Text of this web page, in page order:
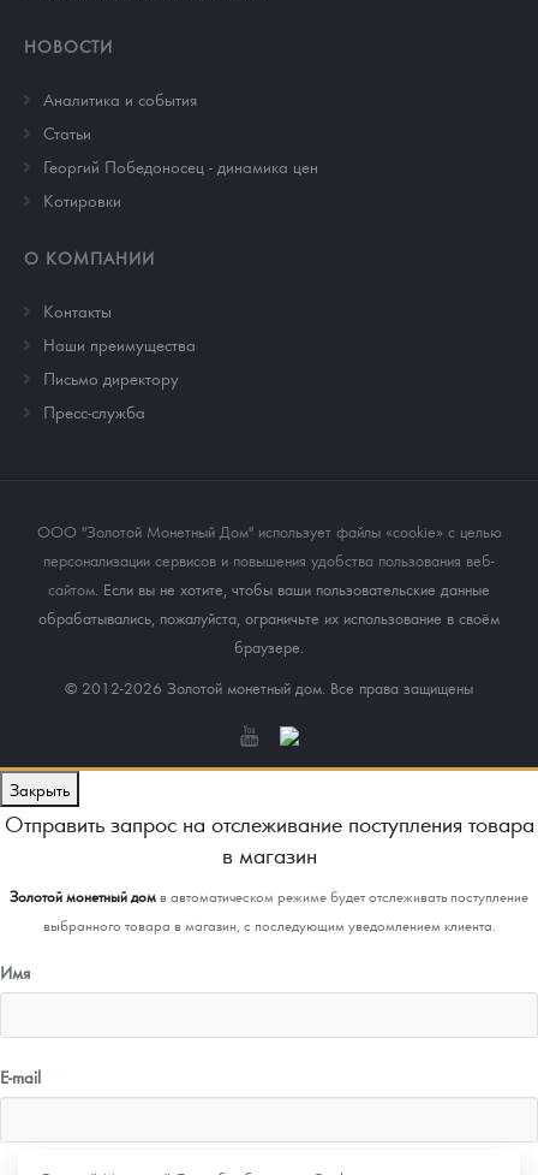
НОВОСТИ
Аналитика и события
Cтатьи
Георгий Победоносец - динамика цен
Котировки
О КОМПАНИИ
Контакты
Наши преимущества
Письмо директору
Пресс-служба
ООО "Золотой Монетный Дом" использует файлы «cookie» с целью
персонализации сервисов и повышения удобства пользования веб-
сайтом . Если вы не хотите, чтобы ваши пользовательские данные
обрабатывались, пожалуйста, ограничьте их использование в своём
браузере.
© 2012-2026 Золотой монетный дом. Все права защищены
Закрыть
Отправить запрос на отслеживание поступления товара
в магазин
Золотой монетный домв автоматическом режиме будет отслеживать поступление
выбранного товара в магазин, с последующим уведомлением клиента.
Имя
E-mail